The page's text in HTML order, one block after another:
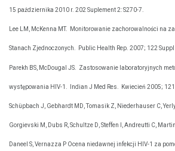
15 października 2010 r. 202 Suplement 2: S270-7.
Lee LM, McKenna MT. Monitorowanie zachorowalności na
Stanach Zjednoczonych. Public Health Rep. 2007; 122 Suppl
Parekh BS, McDougal JS. Zastosowanie laboratoryjnych
występowania HIV-1. Indian J Med Res. Kwiecień 2005;
Schüpbach J, Gebhardt MD, Tomasik Z, Niederhauser C,
Gorgievski M, Dubs R, Schultze D, Steffen I, Andreutti C,
Daneel S, Vernazza P Ocena niedawnej infekcji HIV-1 za